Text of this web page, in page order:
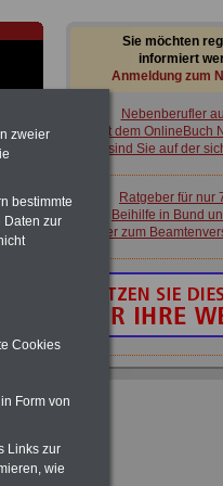
Sie möchten
informiert
Anmeldung zum
Nebenberufler
mit dem OnlineBuch
sind Sie auf der
Ratgeber für nur
Beihilfe in Bund
oder zum
zweier
bestimmte
Daten zur
Cookies
Form von
Links zur
wie